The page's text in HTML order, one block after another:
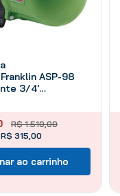
ASP-98
3/4'
R$ 1.510,00
315,00
ao carrinho